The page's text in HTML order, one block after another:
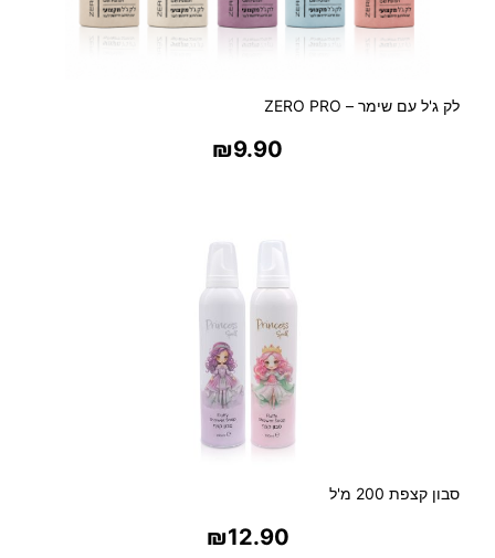
s
s
לק ג'ל עם שימר – ZERO PRO
₪9.90
סבון קצפת 200 מ'ל
₪12.90